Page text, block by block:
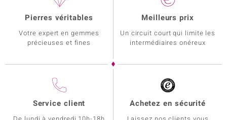
Pierres véritables
Votre expert en gemmes
précieuses et fines
Meilleurs prix
Un circuit court qui limite les
intermédiaires onéreux
Service client Achetez en sécurité